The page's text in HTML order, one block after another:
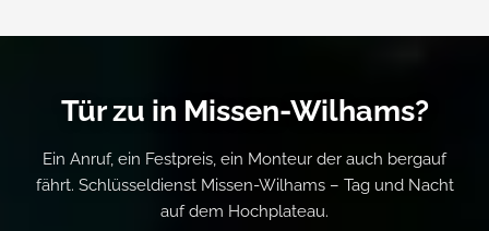
Tür zu in Missen-Wilhams?
Ein Anruf, ein Festpreis, ein Monteur der auch bergauf
fährt. Schlüsseldienst Missen-Wilhams – Tag und Nacht
auf dem Hochplateau.